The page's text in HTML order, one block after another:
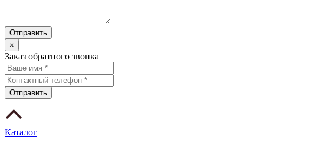
×
Заказ обратного звонка
Каталог